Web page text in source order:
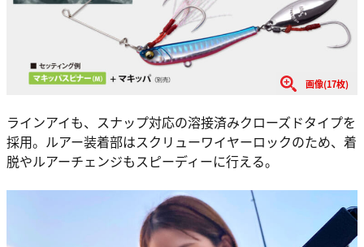
画像(17枚)
ラインアイも、スナップ対応の溶接済みクローズドタイプを
採用。ルアー装着部はスクリューワイヤーロックのため、着
脱やルアーチェンジもスピーディーに行える。